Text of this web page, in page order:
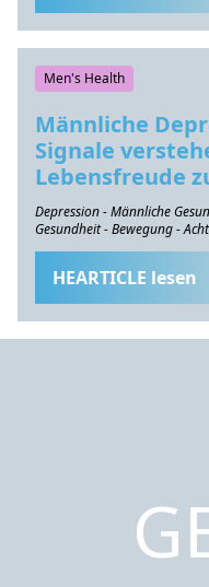
Men's Health
Männliche
Signale
Lebensfreude
Depression - Männliche
Gesundheit - Bewegung -
HEARTICLE lesen